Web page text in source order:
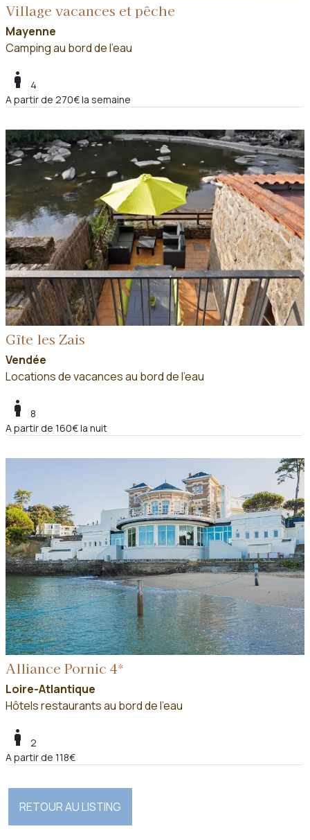
Village vacances et pêche
Mayenne
Camping au bord de l'eau
boy
4
A partir de 270€ la semaine
Gîte les Zais
Vendée
Locations de vacances au bord de l'eau
boy
8
A partir de 160€ la nuit
Alliance Pornic 4*
Loire-Atlantique
Hôtels restaurants au bord de l'eau
boy
2
A partir de 118€
RETOUR AU LISTING